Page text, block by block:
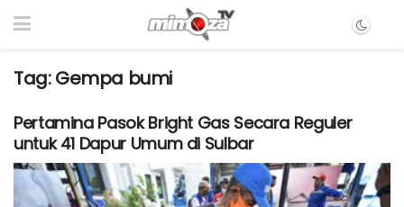
Tag:Gempa bumi
Pertamina Pasok Bright Gas Secara Reguler
untuk 41 Dapur Umum di Sulbar